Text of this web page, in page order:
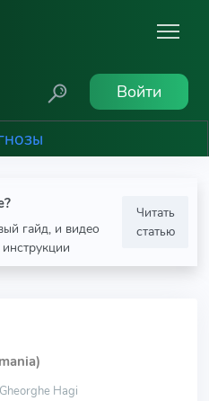
Войти
гайд, и видео
Читать
статью
Hagi